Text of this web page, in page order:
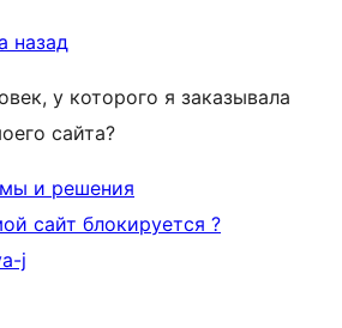
назад
у которого я заказывала
сайта?
и решения
сайт блокируется ?
j